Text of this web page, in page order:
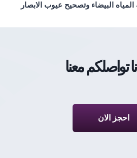
البيضاء وتصحيح عيوب الابصار
تواصلكم معنا
احجز الان